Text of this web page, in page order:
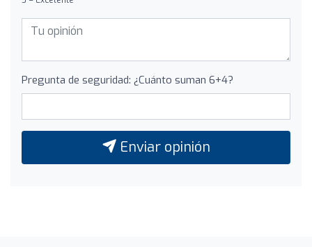
Pregunta de seguridad: ¿Cuánto suman 6+4?
Enviar opinión